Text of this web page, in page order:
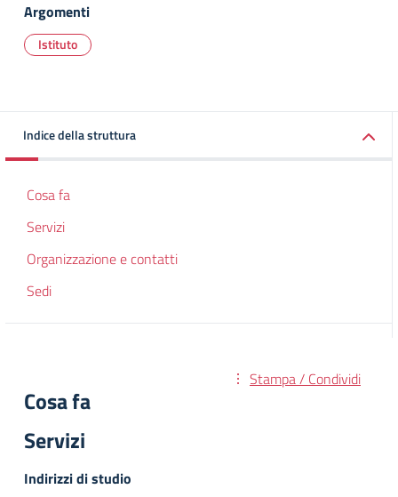
Argomenti
Istituto
Indice della struttura
Cosa fa
Servizi
Organizzazione e contatti
Sedi
Stampa / Condividi
Cosa fa
Servizi
Indirizzi di studio